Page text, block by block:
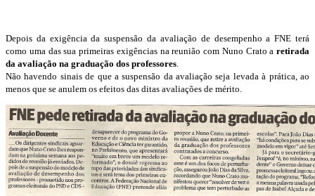
Depois da exigência da suspensão da avaliação de desempenho a FNE terá
como uma das sua primeiras exigências na reunião com Nuno Crato a retirada
da avaliação na graduação dos professores
Não havendo sinais de que a suspensão da avaliação seja levada à prática, ao
menos que se anulem os efeitos das ditas avaliações de mérito.